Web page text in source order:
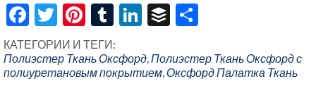
Facebook
Twitter
Pinterest
Tumblr
LinkedIn
Buffer
КАТЕГОРИИ И ТЕГИ:
Полиэстер Ткань Оксфорд,Полиэстер Ткань Оксфорд с
полиуретановым покрытием,Оксфорд Палатка Ткань